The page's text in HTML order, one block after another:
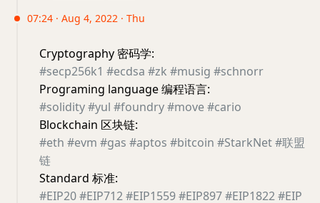
07:24 · Aug 4, 2022 · Thu
Cryptography 密码学:
#secp256k1 #ecdsa #zk #musig #schnorr
Programing language 编程语言:
#solidity#yul #foundry#move#cario
Blockchain 区块链:
#eth #evm #gas #aptos #bitcoin #StarkNet#联盟
链
Standard 标准:
#EIP20#EIP712#EIP1559#EIP897#EIP1822#EIP